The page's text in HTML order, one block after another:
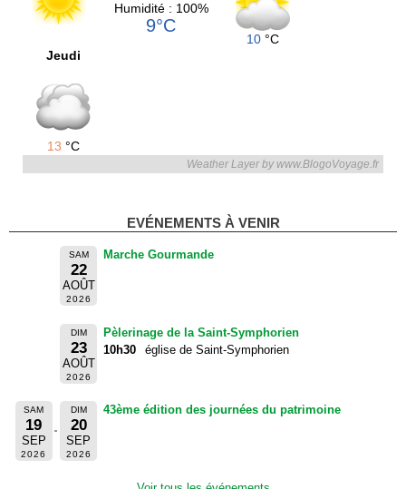
Humidité : 100%
9°C
10 °C
Jeudi
13 °C
Weather Layer by www.BlogoVoyage.fr
EVÉNEMENTS À VENIR
SAM
22
AOÛT
2026
Marche Gourmande
DIM
23
AOÛT
2026
Pèlerinage de la Saint-Symphorien
10h30
église de Saint-Symphorien
SAM
19
SEP
2026
DIM
20
SEP
2026
43ème édition des journées du patrimoine